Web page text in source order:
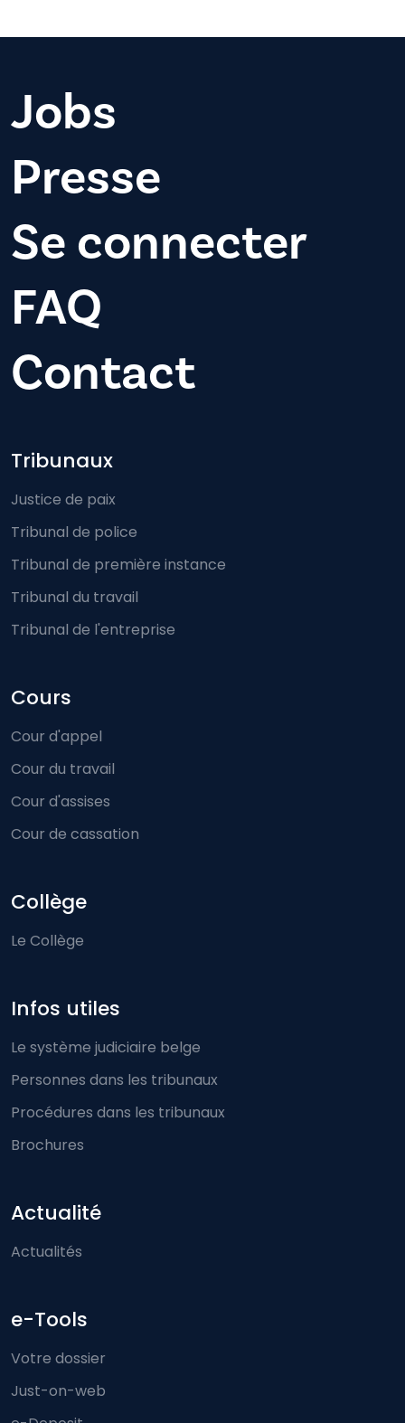
Jobs
Presse
Se connecter
FAQ
Contact
Footer-menu
Tribunaux
Justice de paix
Tribunal de police
Tribunal de première instance
Tribunal du travail
Tribunal de l'entreprise
Cours
Cour d'appel
Cour du travail
Cour d'assises
Cour de cassation
Collège
Le Collège
Infos utiles
Le système judiciaire belge
Personnes dans les tribunaux
Procédures dans les tribunaux
Brochures
Actualité
Actualités
e-Tools
Votre dossier
Just-on-web